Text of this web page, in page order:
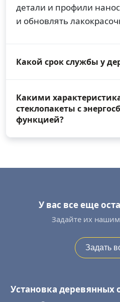
детали и профили
и обновлять
Какой срок службы у
Какими
стеклопакеты с
функцией?
У вас все еще
Задайте их
Задать
Установка деревянных